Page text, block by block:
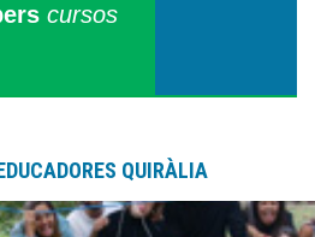
cursos
QUIRÀLIA